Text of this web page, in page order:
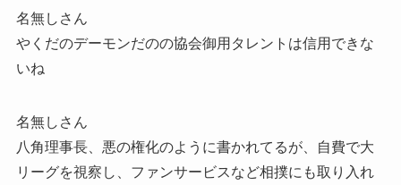
名無しさん
やくだのデーモンだのの協会御用タレントは信用できな
いね
名無しさん
八角理事長、悪の権化のように書かれてるが、自費で大
リーグを視察し、ファンサービスなど相撲にも取り入れ